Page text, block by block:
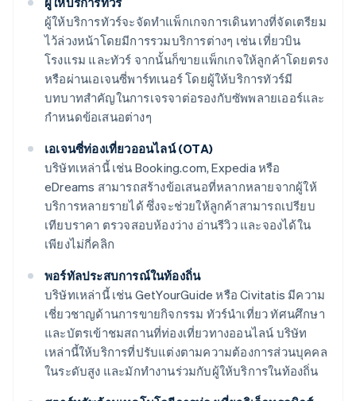
ผู้ให้บริการทัวร์จะจัดทำแพ็กเกจการเดินทางที่จัดเตรียม
ไว้ล่วงหน้าโดยมีการรวมบริการต่างๆ เช่น เที่ยวบิน
โรงแรม และทัวร์ จากนั้นก็ขายแพ็กเกจให้ลูกค้าโดยตรง
หรือผ่านเอเจนซี่พาร์ทเนอร์ โดยผู้ให้บริการทัวร์มี
บทบาทสำคัญในการเจรจาต่อรองกับซัพพลายเออร์และ
กำหนดข้อเสนอต่างๆ
เอเจนซี่ท่องเที่ยวออนไลน์ (OTA)
บริษัทเหล่านี้ เช่น Booking.com, Expedia หรือ
eDreams สามารถสร้างข้อเสนอที่หลากหลายจากผู้ให้
บริการหลายรายได้ ซึ่งจะช่วยให้ลูกค้าสามารถเปรียบ
เทียบราคา ตรวจสอบห้องว่าง อ่านรีวิว และจองได้ใน
เพียงไม่กี่คลิก
พอร์ทัลประสบการณ์ในท้องถิ่น
บริษัทเหล่านี้ เช่น GetYourGuide หรือ Civitatis มีความ
เชี่ยวชาญด้านการขายกิจกรรม ทัวร์นำเที่ยว ทัศนศึกษา
และบัตรเข้าชมสถานที่ท่องเที่ยวทางออนไลน์ บริษัท
เหล่านี้ให้บริการที่ปรับแต่งตามความต้องการส่วนบุคคล
ในระดับสูง และมักทำงานร่วมกับผู้ให้บริการในท้องถิ่น